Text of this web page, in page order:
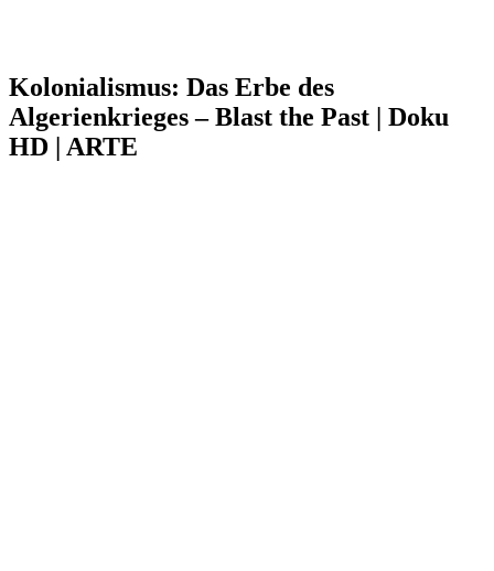
Kolonialismus: Das Erbe des
Algerienkrieges – Blast the Past | Doku
HD | ARTE